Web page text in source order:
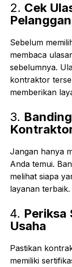
2. Cek
Pelanggan
Sebelum
membaca
sebelumnya.
kontraktor
memberikan
3.
Jangan hanya
Anda temui.
melihat siapa
layanan terbaik.
4. Periksa
Usaha
Pastikan
memiliki